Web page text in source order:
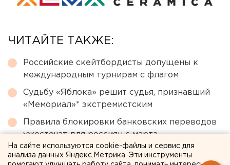
ЧИТАЙТЕ ТАКЖЕ:
Российские скейтбордисты допущены к
международным турнирам с флагом
Судьбу «Яблока» решит судья, признавший
«Мемориал»* экстремистским
Правила блокировки банковских переводов
ужесточат для россиян с марта
В нескольких районах Екатеринбурга упал
На сайте используются cookie-файлы и сервис для
анализа данных Яндекс.Метрика. Эти инструменты